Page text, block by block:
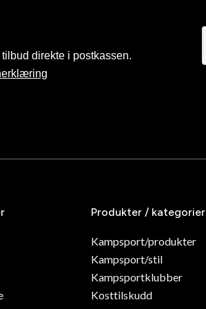
direkte i postkassen.
Produkter / kategorier
Kampsport/produkter
Kampsport/stil
Kampsportklubber
Kosttilskudd